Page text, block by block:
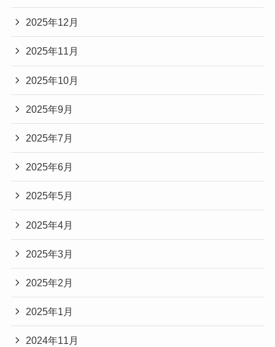
2025年12月
2025年11月
2025年10月
2025年9月
2025年7月
2025年6月
2025年5月
2025年4月
2025年3月
2025年2月
2025年1月
2024年11月